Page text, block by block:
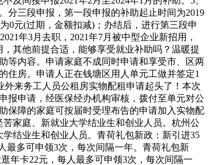
分三段申报，第一段申报的补助起止时间为2019
0元(过期，金额扣减)；办结后，进行第三段申
年3月去职，2021年7月被中型企业新招用，
其他前提合适，能够享受就业补助吗？温暖提
等内容。申请家庭不成同时申请和享受市、区两
住房。申请人正在钱塘区用人单元工做并签定1
来务工人员公租房实物配租申请起头了！本次
报申请，经医保经办机构审核，拨付至单元对公
保障的家庭可按届时受理布告的申请加入实物配
家庭、新就业大学结业生和创业人员。杭州公
结业生和创业人员。青荷礼包新政：新引进35
最多可申领3次，每次间隔一年。青荷礼包新
年卡22元，每人最多可申领3次，每次间隔一